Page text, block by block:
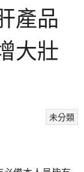
產品
大壯
未分類